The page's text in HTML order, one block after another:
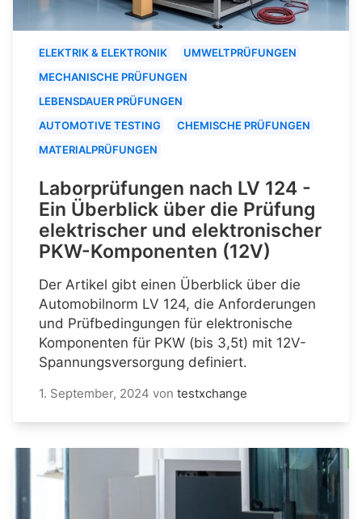
ELEKTRIK & ELEKTRONIK
UMWELTPRÜFUNGEN
MECHANISCHE PRÜFUNGEN
LEBENSDAUER PRÜFUNGEN
AUTOMOTIVE TESTING
CHEMISCHE PRÜFUNGEN
MATERIALPRÜFUNGEN
Laborprüfungen nach LV 124 -
Ein Überblick über die Prüfung
elektrischer und elektronischer
PKW-Komponenten (12V)
Der Artikel gibt einen Überblick über die
Automobilnorm LV 124, die Anforderungen
und Prüfbedingungen für elektronische
Komponenten für PKW (bis 3,5t) mit 12V-
Spannungsversorgung definiert.
1. September, 2024 von testxchange